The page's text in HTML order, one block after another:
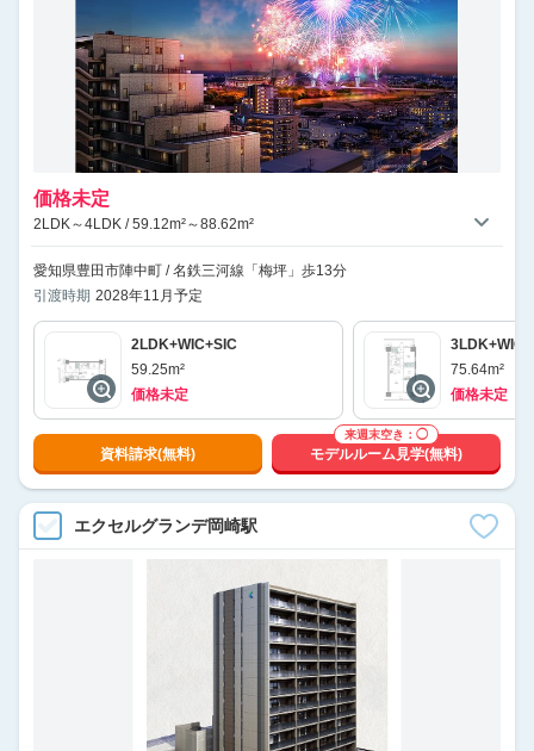
価格未定
2LDK～4LDK / 59.12m²～88.62m²
愛知県豊田市陣中町 / 名鉄三河線「梅坪」歩13分
引渡時期 2028年11月予定
2LDK+WIC+SIC
59.25m²
価格未定
75.64m²
価格未定
資料請求(無料)
来週末空き：◯
モデルルーム見学(無料)
エクセルグランデ岡崎駅